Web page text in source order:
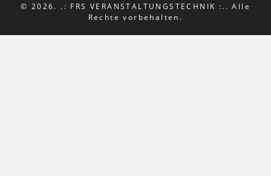
© 2026. .: FRS VERANSTALTUNGSTECHNIK :.. Alle
Rechte vorbehalten.